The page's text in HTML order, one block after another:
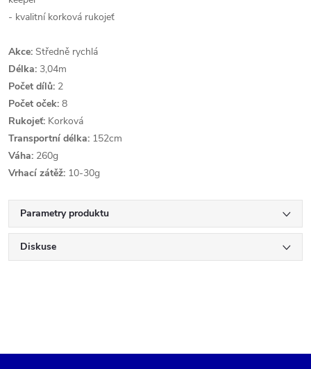
- kvalitní korková rukojeť
Akce: Středně rychlá
Délka: 3,04m
Počet dílů: 2
Počet oček: 8
Rukojeť: Korková
Transportní délka: 152cm
Váha: 260g
Vrhací zátěž: 10-30g
Parametry produktu
Diskuse